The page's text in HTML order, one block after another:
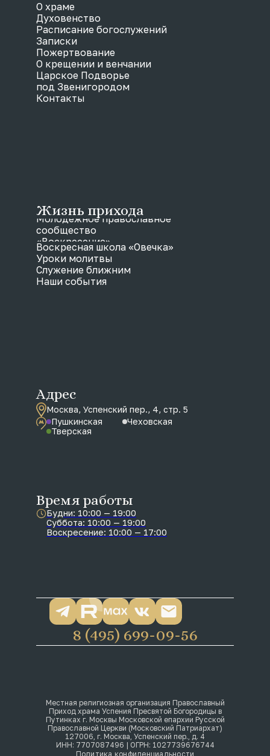
Местная религиозная организация Православный
Приход храма Успения Пресвятой Богородицы в
Путинках г. Москвы Московской епархии Русской
Православной Церкви (Московский Патриархат)
127006, г. Москва, Успенский пер., д. 4
ИНН: 7707087496 | ОГРН: 1027739676744
Политика конфиденциальности
8 (495) 699-09-56
Адрес
Москва, Успенский пер., 4, стр. 5
Пушкинская
Чеховская
Тверская
Время работы
Будни: 10:00 — 19:00
Суббота: 10:00 — 19:00
Воскресение: 10:00 — 17:00
О храме
Духовенство
Расписание богослужений
Записки
Пожертвование
О крещении и венчании
Царское Подворье
под Звенигородом
Контакты
Жизнь прихода
Молодежное православное
сообщество
«Воскресение»
Воскресная школа «Овечка»
Уроки молитвы
Служение ближним
Наши события